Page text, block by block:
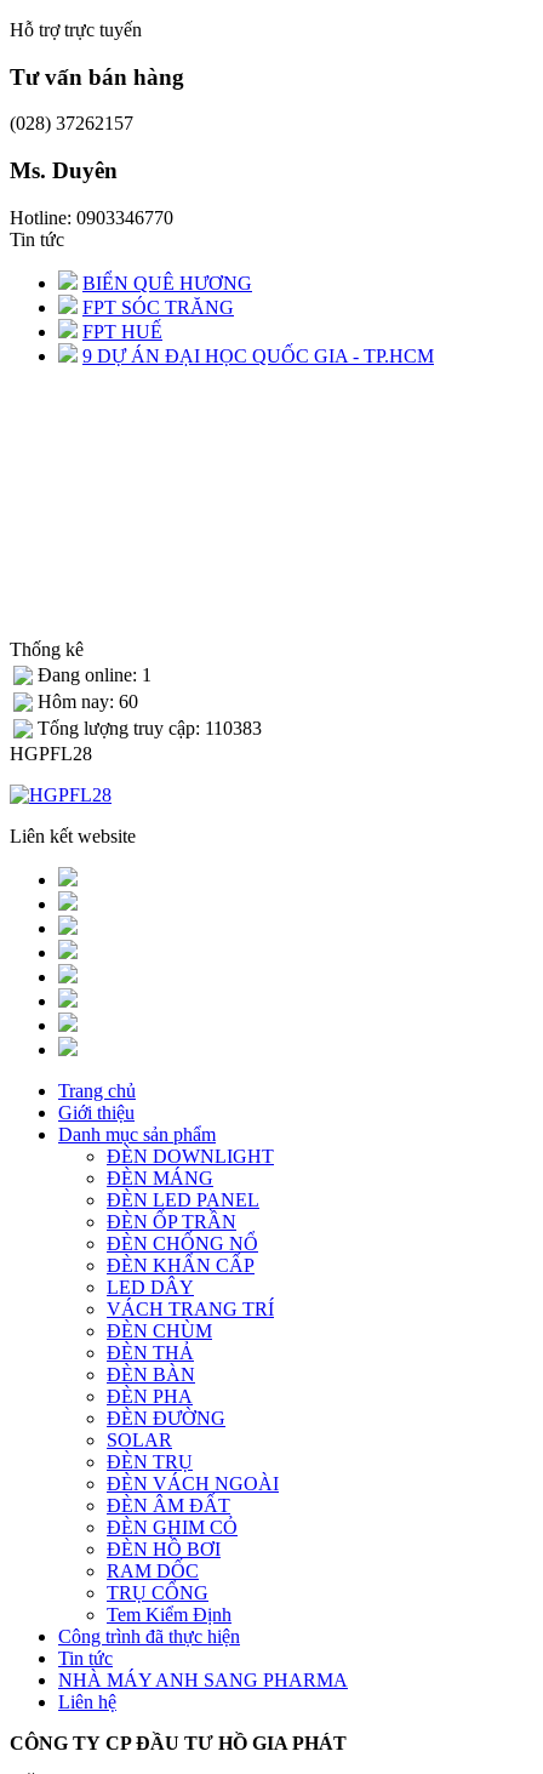
Hỗ trợ trực tuyến
Tư vấn bán hàng
(028) 37262157
Ms. Duyên
Hotline: 0903346770
Tin tức
BIỂN QUÊ HƯƠNG
FPT SÓC TRĂNG
FPT HUẾ
9 DỰ ÁN ĐẠI HỌC QUỐC GIA - TP.HCM
Thống kê
Đang online: 1
Hôm nay: 60
Tống lượng truy cập: 110383
HGPFL28
Liên kết website
Trang chủ
Giới thiệu
Danh mục sản phẩm
ĐÈN DOWNLIGHT
ĐÈN MÁNG
ĐÈN LED PANEL
ĐÈN ỐP TRẦN
ĐÈN CHỐNG NỔ
ĐÈN KHẨN CẤP
LED DÂY
VÁCH TRANG TRÍ
ĐÈN CHÙM
ĐÈN THẢ
ĐÈN BÀN
ĐÈN PHA
ĐÈN ĐƯỜNG
SOLAR
ĐÈN TRỤ
ĐÈN VÁCH NGOÀI
ĐÈN ÂM ĐẤT
ĐÈN GHIM CỎ
ĐÈN HỒ BƠI
RAM DỐC
TRỤ CỔNG
Tem Kiểm Định
Công trình đã thực hiện
Tin tức
NHÀ MÁY ANH SANG PHARMA
Liên hệ
CÔNG TY CP ĐẦU TƯ HỒ GIA PHÁT